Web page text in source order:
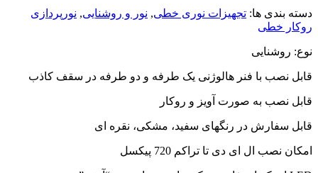
دسته بندی ها: تجهیزات نوری خطی, نور و روشنایی, نورپردازی
روکار خطی
نوع: روشنایی
قابل نصب با فنر هالوژنی یک طرفه و دو طرفه در سقف کاذب
قابل نصب به صورت آویز و روکار
قابل سفارش در رنگهای سفید، مشکی، نقره ای
امکان نصب ال ای دی تا تراکم 720 پیکسل